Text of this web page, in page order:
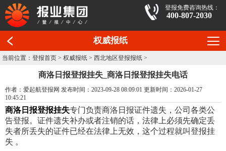
登报免费咨询热线：
400-807-2030
权威报纸
当前位置：登报首页 >权威报纸 >西北地区登报报纸 >
商洛日报登报挂失_商洛日报登报挂失电话
作者：爱起航登报网 发布时间：2023-09-28 08:09:01 更新时间：2026-01-27
10:45:21
商洛日报登报挂失专门负责商洛日报证件遗失，公司各类公
告登报。证件遗失补办或者注销的话，法律上必须先确定丢
失者所丢失的证件已经在法律上无效，这个过程就叫登报挂
失 。